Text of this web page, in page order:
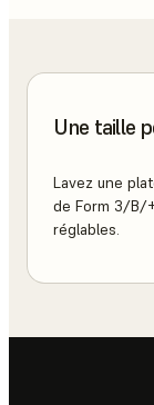
Une taille
Lavez une
de Form 3/B/
réglables.